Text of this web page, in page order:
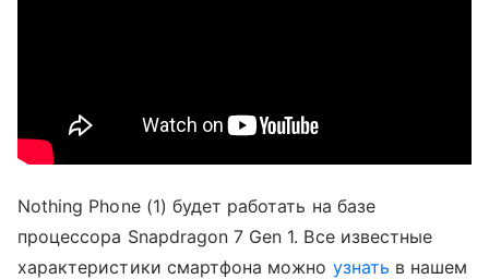
Nothing Phone (1) будет работать на базе
процессора Snapdragon 7 Gen 1. Все известные
характеристики смартфона можно узнать в нашем